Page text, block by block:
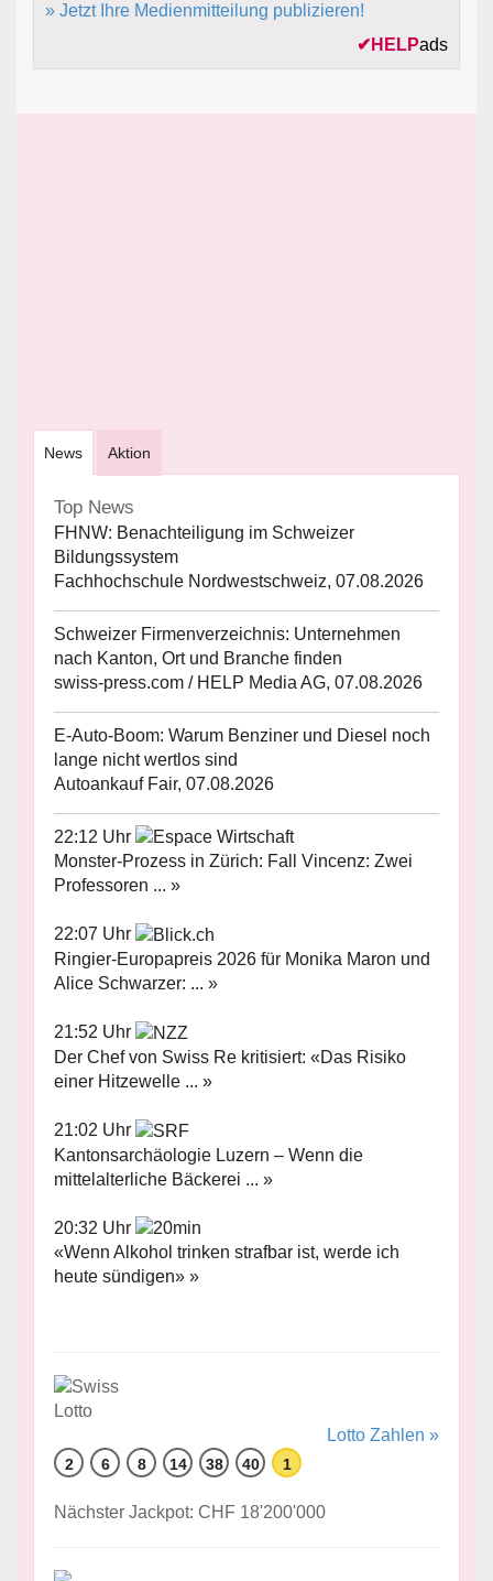
» Jetzt Ihre Medienmitteilung publizieren!
✔ HELPads
News Aktion
Top News
FHNW: Benachteiligung im Schweizer
Bildungssystem
Fachhochschule Nordwestschweiz, 07.08.2026
Schweizer Firmenverzeichnis: Unternehmen
nach Kanton, Ort und Branche finden
swiss-press.com / HELP Media AG, 07.08.2026
E-Auto-Boom: Warum Benziner und Diesel noch
lange nicht wertlos sind
Autoankauf Fair, 07.08.2026
22:12 Uhr
Monster-Prozess in Zürich: Fall Vincenz: Zwei
Professoren ... »
22:07 Uhr
Ringier-Europapreis 2026 für Monika Maron und
Alice Schwarzer: ... »
21:52 Uhr
Der Chef von Swiss Re kritisiert: «Das Risiko
einer Hitzewelle ... »
21:02 Uhr
Kantonsarchäologie Luzern – Wenn die
mittelalterliche Bäckerei ... »
20:32 Uhr
«Wenn Alkohol trinken strafbar ist, werde ich
heute sündigen» »
Lotto Zahlen »
2 6 8 14 38 40 1
Nächster Jackpot: CHF 18'200'000